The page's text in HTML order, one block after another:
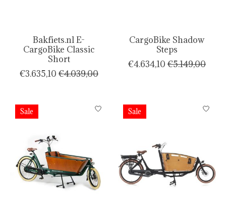
Bakfiets.nl E-
CargoBike Classic
Short
€3.635,10 €4.039,00
CargoBike Shadow
Steps
€4.634,10 €5.149,00
Sale Sale